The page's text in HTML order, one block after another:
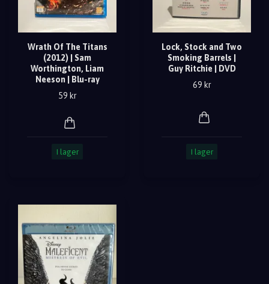
Wrath Of The Titans
(2012) | Sam
Worthington, Liam
Neeson | Blu-ray
59 kr
I lager
Lock, Stock and Two
Smoking Barrels |
Guy Ritchie | DVD
69 kr
I lager